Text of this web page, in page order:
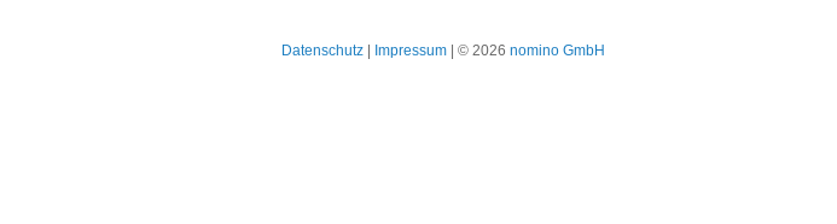
Datenschutz Impressum | © 2026 nomino GmbH